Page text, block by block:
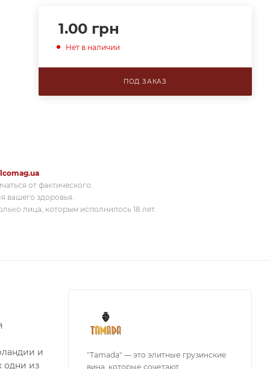
1.00грн
Нет в наличии
ПОД ЗАКАЗ
от фактического.
вашего здоровья.
лица, которым исполнилось 18 лет.
и
одни из
"Tamada" — это элитные грузинские
вина, которые сочетают